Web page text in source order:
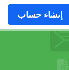
إنشاء حساب